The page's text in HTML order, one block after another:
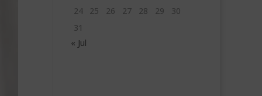
24
25 26 27 28 29
30
31
« Jul